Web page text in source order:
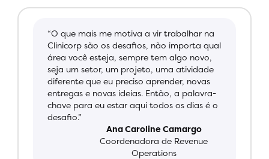
“O que mais me motiva a vir trabalhar na
Clinicorp são os desafios, não importa qual
área você esteja, sempre tem algo novo,
seja um setor, um projeto, uma atividade
diferente que eu preciso aprender, novas
entregas e novas ideias. Então, a palavra-
chave para eu estar aqui todos os dias é o
desafio.”
Ana Caroline Camargo
Coordenadora de Revenue
Operations